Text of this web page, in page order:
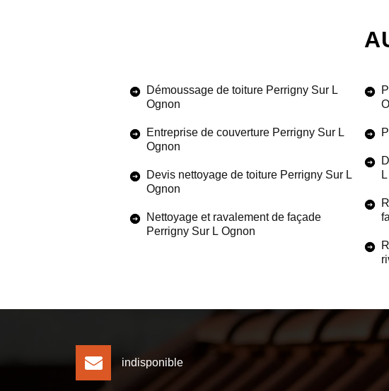
Démoussage de toiture Perrigny Sur L
Ognon
Entreprise de couverture Perrigny Sur L
Ognon
Devis nettoyage de toiture Perrigny Sur L
Ognon
Nettoyage et ravalement de façade
Perrigny Sur L Ognon
indisponible